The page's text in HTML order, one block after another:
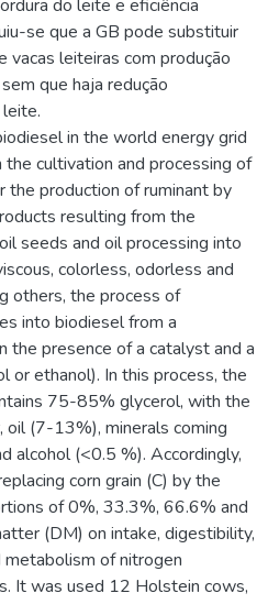
do leite e eficiência
se que a GB pode substituir
leiteiras com produção
que haja redução
in the world energy grid
cultivation and processing of
the production of ruminant by
resulting from the
seeds and oil processing into
colorless, odorless and
others, the process of
into biodiesel from a
the presence of a catalyst and a
or ethanol). In this process, the
75-85% glycerol, with the
oil (7-13%), minerals coming
alcohol (<0.5 %). Accordingly,
corn grain (C) by the
of 0%, 33.3%, 66.6% and
(DM) on intake, digestibility,
of nitrogen
It was used 12 Holstein cows,